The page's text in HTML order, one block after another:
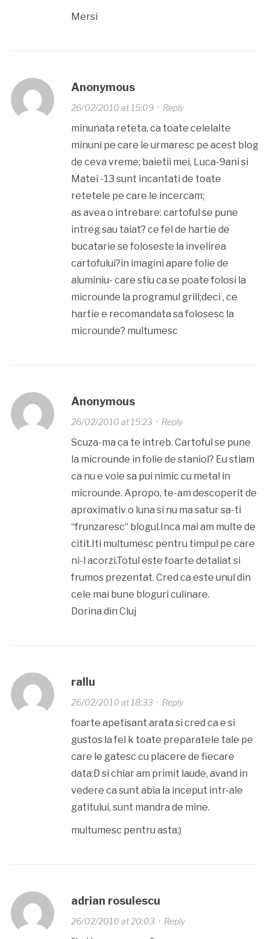
Mersi
Anonymous
26/02/2010 at 15:09· Reply
minunata reteta, ca toate celelalte
minuni pe care le urmaresc pe acest blog
de ceva vreme; baietii mei, Luca-9ani si
Matei -13 sunt incantati de toate
retetele pe care le incercam;
as avea o intrebare: cartoful se pune
intreg sau taiat? ce fel de hartie de
bucatarie se foloseste la invelirea
cartofului?in imagini apare folie de
aluminiu- care stiu ca se poate folosi la
microunde la programul grill;deci , ce
hartie e recomandata sa folosesc la
microunde? multumesc
Anonymous
26/02/2010 at 15:23· Reply
Scuza-ma ca te intreb. Cartoful se pune
la microunde in folie de staniol? Eu stiam
ca nu e voie sa pui nimic cu metal in
microunde. Apropo, te-am descoperit de
aproximativ o luna si nu ma satur sa-ti
“frunzaresc“ blogul.Inca mai am multe de
citit.Iti multumesc pentru timpul pe care
ni-l acorzi.Totul este foarte detaliat si
frumos prezentat. Cred ca este unul din
cele mai bune bloguri culinare.
Dorina din Cluj
rallu
26/02/2010 at 18:33· Reply
foarte apetisant arata si cred ca e si
gustos la fel k toate preparatele tale pe
care le gatesc cu placere de fiecare
data:D si chiar am primit laude, avand in
vedere ca sunt abia la inceput intr-ale
gatitului, sunt mandra de mine.
multumesc pentru asta:)
adrian rosulescu
26/02/2010 at 20:03· Reply